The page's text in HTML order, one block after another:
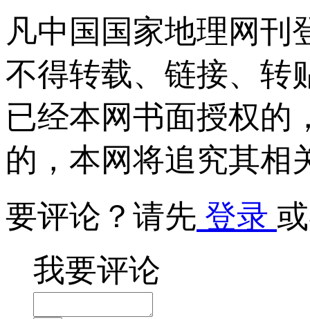
凡中国国家地理网刊
不得转载、链接、转
已经本网书面授权的
的，本网将追究其相
要评论？请先 登录
我要评论